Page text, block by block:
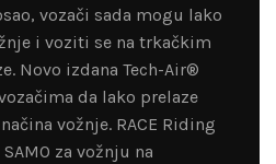
vozači sada mogu lako
i voziti se na trkačkim
Novo izdana Tech-Air®
da lako prelaze
vožnje. RACE Riding
za vožnju na